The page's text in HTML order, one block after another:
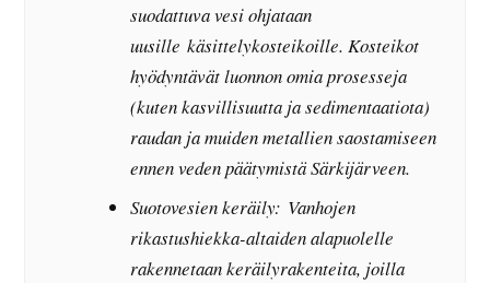
suodattuva vesi ohjataan
uusille käsittelykosteikoille. Kosteikot
hyödyntävät luonnon omia prosesseja
(kuten kasvillisuutta ja sedimentaatiota)
raudan ja muiden metallien saostamiseen
ennen veden päätymistä Särkijärveen.
Suotovesien keräily: Vanhojen
rikastushiekka-altaiden alapuolelle
rakennetaan keräilyrakenteita, joilla